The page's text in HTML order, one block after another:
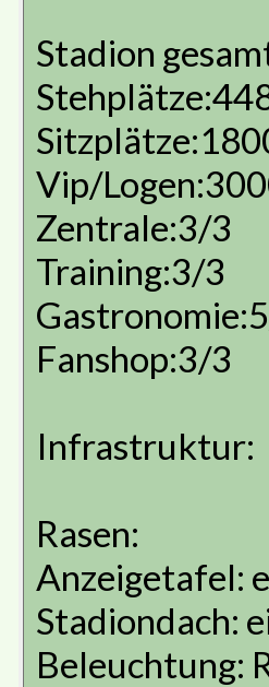
Stadion
Vip/
Zentrale:3/3
Training:3/3
Fanshop:3/3
Infrastruktur:
Rasen:
Anzeigetafel:
Stadiondach:
Beleuchtung: